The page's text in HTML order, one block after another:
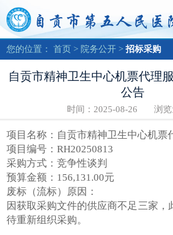
您的位置：首页 > 院务公开 >招标采购
自贡市精神卫生中心机票代理
公告
时间：2025-08-26 浏览
项目名称：自贡市精神卫生中心机票
项目编号：RH20250813
采购方式：竞争性谈判
预算金额：156,131.00元
废标（流标）原因：
因获取采购文件的供应商不足三家，
待重新组织采购。